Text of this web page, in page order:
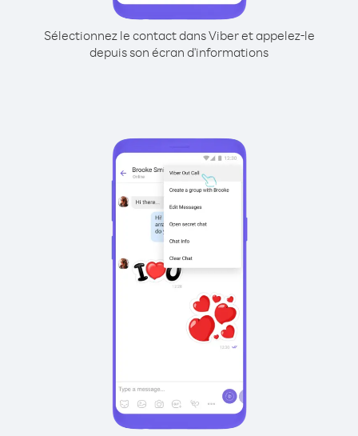
Sélectionnez le contact dans Viber et appelez-le
depuis son écran d'informations